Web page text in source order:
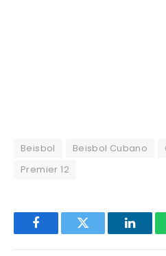
Beisbol Beisbol Cubano
Premier 12
FacebookTwitter